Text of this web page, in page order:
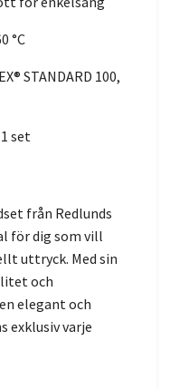
°C
STANDARD 100,
1 set
från Redlunds
för dig som vill
uttryck. Med sin
och
elegant och
exklusiv varje